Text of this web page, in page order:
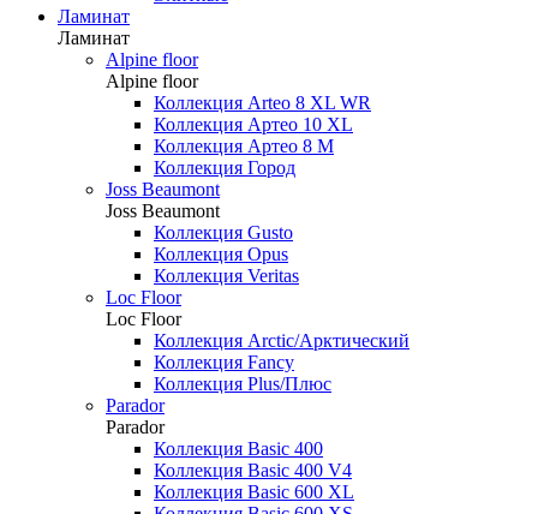
Ламинат
Ламинат
Alpine floor
Alpine floor
Коллекция Arteo 8 XL WR
Коллекция Артео 10 XL
Коллекция Артео 8 М
Коллекция Город
Joss Beaumont
Joss Beaumont
Коллекция Gusto
Коллекция Opus
Коллекция Veritas
Loc Floor
Loc Floor
Коллекция Arctic/Арктический
Коллекция Fancy
Коллекция Plus/Плюс
Parador
Parador
Коллекция Basic 400
Коллекция Basic 400 V4
Коллекция Basic 600 ХL